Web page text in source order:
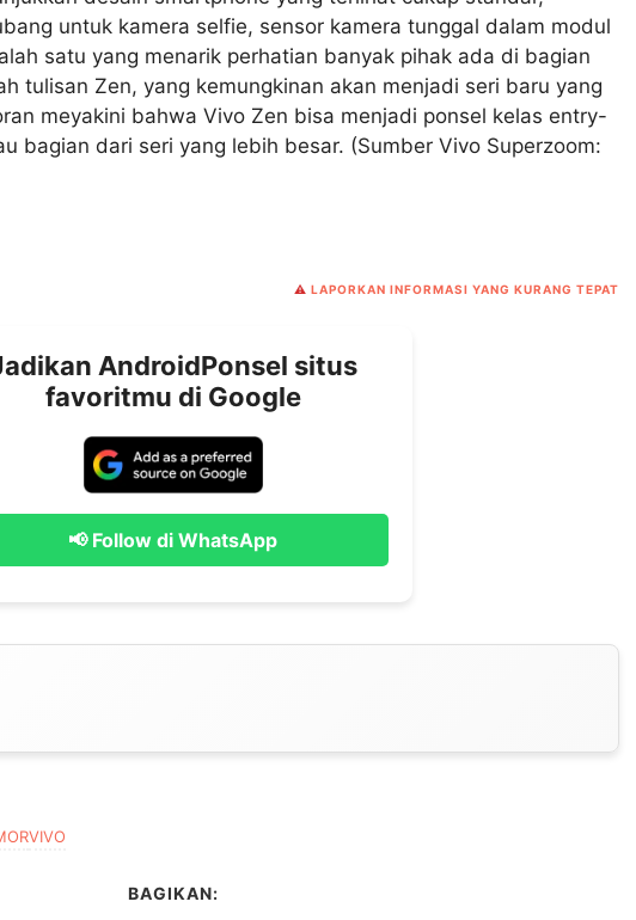
untuk kamera selfie, sensor kamera tunggal dalam modul
satu yang menarik perhatian banyak pihak ada di bagian
tulisan Zen, yang kemungkinan akan menjadi seri baru yang
meyakini bahwa Vivo Zen bisa menjadi ponsel kelas entry-
bagian dari seri yang lebih besar. (Sumber Vivo Superzoom:
⚠️ LAPORKAN INFORMASI YANG KURANG TEPAT
AndroidPonsel situs
favoritmu di Google
📢 Follow di WhatsApp
VIVO
BAGIKAN: